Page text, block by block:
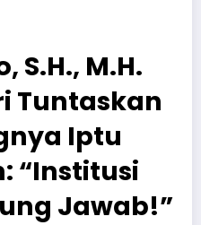
S.H., M.H.
Tuntaskan
Iptu
“Institusi
Jawab!”